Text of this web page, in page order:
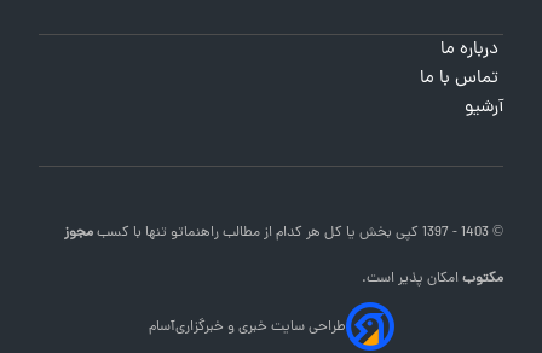
درباره ما
تماس با ما
آرشیو
© 1403 - 1397 کپی بخش یا کل هر کدام از مطالب راهنماتو تنها با کسبمجوز
مکتوبامکان پذیر است.
طراحی سایت خبری و خبرگزاریآسام